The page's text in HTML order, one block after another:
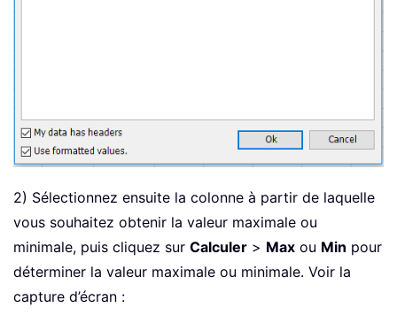
2) Sélectionnez ensuite la colonne à partir de laquelle
vous souhaitez obtenir la valeur maximale ou
minimale, puis cliquez sur Calculer > Max ou Min pour
déterminer la valeur maximale ou minimale. Voir la
capture d’écran :